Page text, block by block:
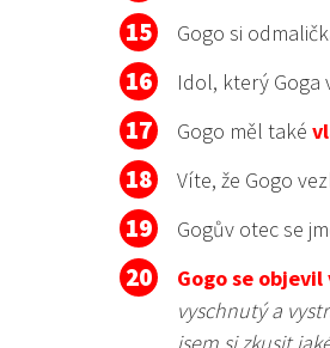
Gogo si
Idol, který Goga
Gogo měl také
Víte, že Gogo
Gogův otec se
Gogo se
vyschnutý a